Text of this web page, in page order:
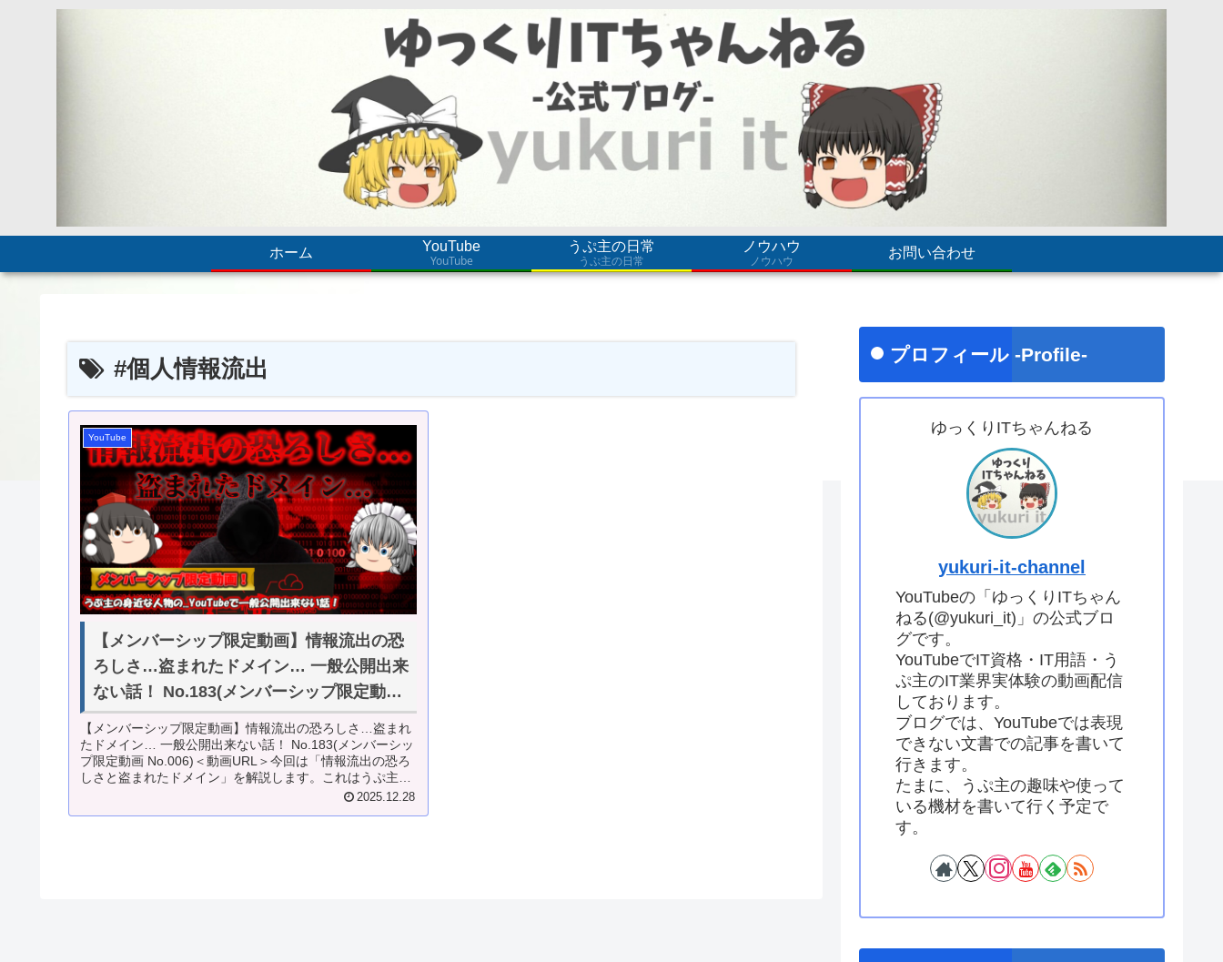
ホーム
YouTube
YouTube
うぷ主の日常
うぷ主の日常
ノウハウ
ノウハウ
お問い合わせ
#個人情報流出
YouTube
【メンバーシップ限定動画】情報流出の恐
ろしさ…盗まれたドメイン… 一般公開出来
ない話！ No.183(メンバーシップ限定動画
No.006)
【メンバーシップ限定動画】情報流出の恐ろしさ…盗まれ
たドメイン… 一般公開出来ない話！ No.183(メンバーシッ
プ限定動画 No.006)＜動画URL＞今回は「情報流出の恐ろ
しさと盗まれたドメイン」を解説します。これはうぷ主の
2025.12.28
プロフィール -Profile-
ゆっくりITちゃんねる
yukuri-it-channel
YouTubeの「ゆっくりITちゃん
ねる(@yukuri_it)」の公式ブロ
グです。
YouTubeでIT資格・IT用語・う
ぷ主のIT業界実体験の動画配信
しております。
ブログでは、YouTubeでは表現
できない文書での記事を書いて
行きます。
たまに、うぷ主の趣味や使って
いる機材を書いて行く予定で
す。